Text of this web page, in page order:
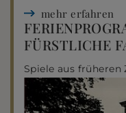
mehr erfahren
FÜRSTLICHE
Spiele aus